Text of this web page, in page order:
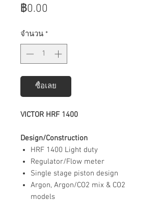
฿0.00
จำนวน *
ซื้อเลย
VICTOR HRF 1400
Design/Construction
HRF 1400 Light duty
Regulator/Flow meter
Single stage piston design
Argon, Argon/CO2 mix & CO2
models